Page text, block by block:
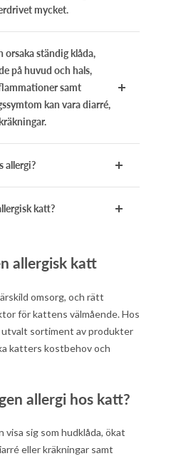
mycket.
orsaka ständig klåda,
på huvud och hals,
samt
kan vara diarré,
allergi?
katt?
allergisk katt
omsorg, och rätt
för kattens välmående. Hos
sortiment av produkter
katters kostbehov och
allergi hos katt?
sig som hudklåda, ökat
eller kräkningar samt